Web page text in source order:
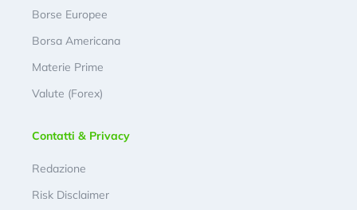
Borse Europee
Borsa Americana
Materie Prime
Valute (Forex)
Contatti & Privacy
Redazione
Risk Disclaimer